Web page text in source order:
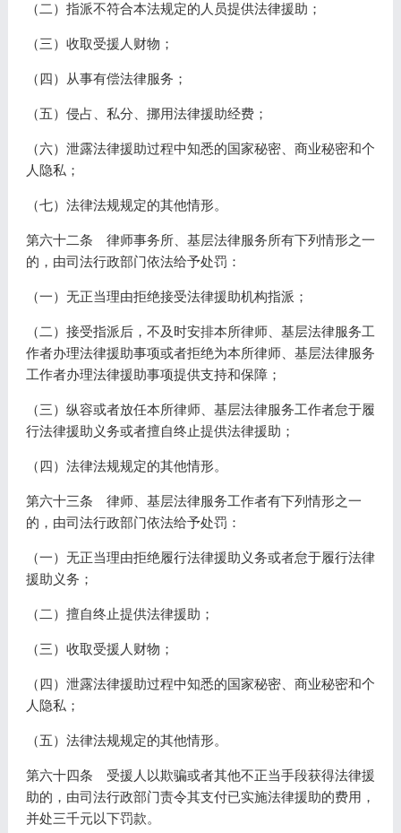
（二）指派不符合本法规定的人员提供法律援助；
（三）收取受援人财物；
（四）从事有偿法律服务；
（五）侵占、私分、挪用法律援助经费；
（六）泄露法律援助过程中知悉的国家秘密、商业秘密和个
人隐私；
（七）法律法规规定的其他情形。
第六十二条 律师事务所、基层法律服务所有下列情形之一
的，由司法行政部门依法给予处罚：
（一）无正当理由拒绝接受法律援助机构指派；
（二）接受指派后，不及时安排本所律师、基层法律服务工
作者办理法律援助事项或者拒绝为本所律师、基层法律服务
工作者办理法律援助事项提供支持和保障；
（三）纵容或者放任本所律师、基层法律服务工作者怠于履
行法律援助义务或者擅自终止提供法律援助；
（四）法律法规规定的其他情形。
第六十三条 律师、基层法律服务工作者有下列情形之一
的，由司法行政部门依法给予处罚：
（一）无正当理由拒绝履行法律援助义务或者怠于履行法律
援助义务；
（二）擅自终止提供法律援助；
（三）收取受援人财物；
（四）泄露法律援助过程中知悉的国家秘密、商业秘密和个
人隐私；
（五）法律法规规定的其他情形。
第六十四条 受援人以欺骗或者其他不正当手段获得法律援
助的，由司法行政部门责令其支付已实施法律援助的费用，
并处三千元以下罚款。